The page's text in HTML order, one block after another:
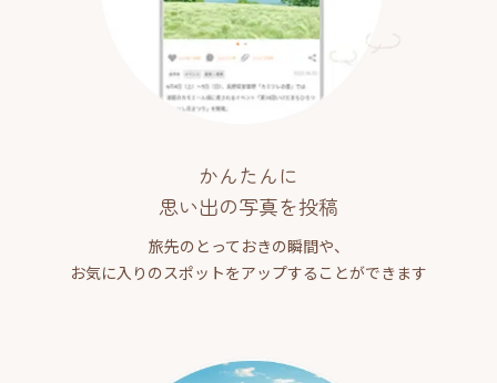
かんたんに
思い出の写真を投稿
旅先のとっておきの瞬間や、
お気に入りのスポットをアップすることができます